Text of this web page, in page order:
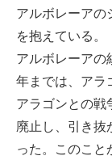
アルボレーアの
を抱えている。
アルボレーアの
年までは、アラ
アラゴンとの戦
廃止し、引き抜
った。このこと